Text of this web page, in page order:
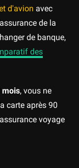
d'avion avec
de la
de banque,
des
mois, vous ne
carte après 90
voyage